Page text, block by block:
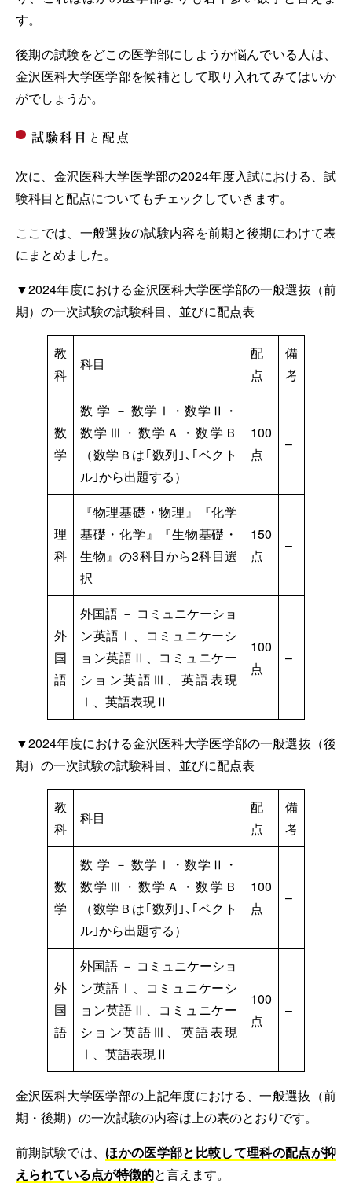
す。
後期の試験をどこの医学部にしようか悩んでいる人は、
金沢医科大学医学部を候補として取り入れてみてはいか
がでしょうか。
試験科目と配点
次に、金沢医科大学医学部の2024年度入試における、試
験科目と配点についてもチェックしていきます。
ここでは、一般選抜の試験内容を前期と後期にわけて表
にまとめました。
▼2024年度における金沢医科大学医学部の一般選抜（前
期）の一次試験の試験科目、並びに配点表
教
科
科目
配
点
備
考
数
学
数 学 － 数学Ⅰ・数学Ⅱ・
数学Ⅲ・数学Ａ・数学Ｂ
（数学Ｂは｢数列｣､｢ベクト
ル｣から出題する）
100
点
–
理
科
『物理基礎・物理』『化学
基礎・化学』『生物基礎・
生物』の3科目から2科目選
択
150
点
–
外
国
語
外国語 － コミュニケーショ
ン英語Ⅰ、コミュニケーシ
ョン英語Ⅱ、コミュニケー
ション英語Ⅲ、英語表現
Ⅰ、英語表現Ⅱ
100
点
–
▼2024年度における金沢医科大学医学部の一般選抜（後
期）の一次試験の試験科目、並びに配点表
教
科
科目
配
点
備
考
数
学
数 学 － 数学Ⅰ・数学Ⅱ・
数学Ⅲ・数学Ａ・数学Ｂ
（数学Ｂは｢数列｣､｢ベクト
ル｣から出題する）
100
点
–
外
国
語
外国語 － コミュニケーショ
ン英語Ⅰ、コミュニケーシ
ョン英語Ⅱ、コミュニケー
ション英語Ⅲ、英語表現
Ⅰ、英語表現Ⅱ
100
点
–
金沢医科大学医学部の上記年度における、一般選抜（前
期・後期）の一次試験の内容は上の表のとおりです。
前期試験では、 ほかの医学部と比較して理科の配点が抑
えられている点が特徴的と言えます。